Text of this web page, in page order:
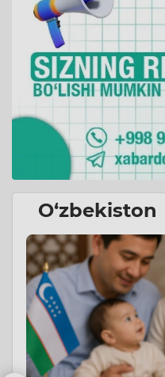
O‘zbekiston